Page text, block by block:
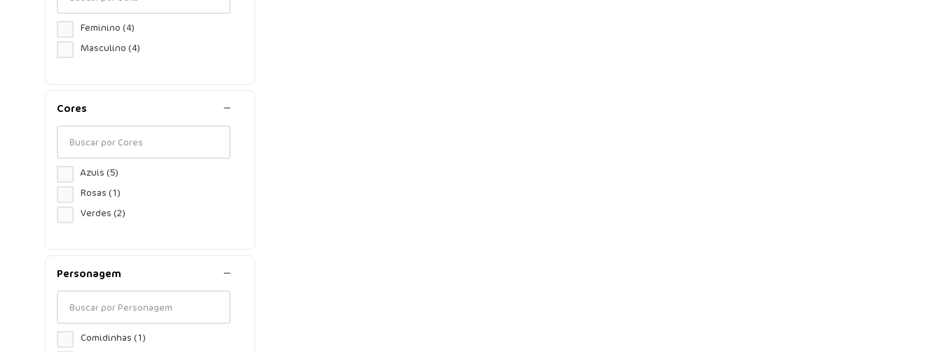
Feminino (4)
Masculino (4)
Cores
Azuis (5)
Rosas (1)
Verdes (2)
Personagem
Comidinhas (1)